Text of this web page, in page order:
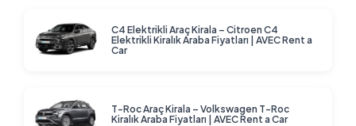
C4 Elektrikli Araç Kirala – Citroen C4
Elektrikli Kiralık Araba Fiyatları | AVEC Rent a
Car
T-Roc Araç Kirala – Volkswagen T-Roc
Kiralık Araba Fiyatları | AVEC Rent a Car